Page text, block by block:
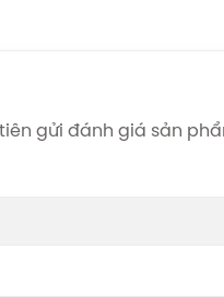
gửi đánh giá sản